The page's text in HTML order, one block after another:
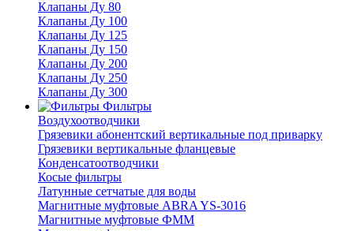
Клапаны Ду 80
Клапаны Ду 100
Клапаны Ду 125
Клапаны Ду 150
Клапаны Ду 200
Клапаны Ду 250
Клапаны Ду 300
Фильтры
Воздухоотводчики
Грязевики абонентский вертикальные под приварку
Грязевики вертикальные фланцевые
Конденсатоотводчики
Косые фильтры
Латунные сетчатые для воды
Магнитные муфтовые ABRA YS-3016
Магнитные муфтовые ФММ